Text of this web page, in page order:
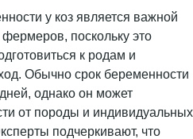
у коз является важной
поскольку это
к родам и
Обычно срок беременности
однако он может
от породы и индивидуальных
подчеркивают, что